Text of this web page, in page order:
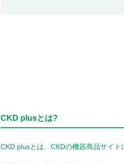
CKD plusとは?
CKD plusとは、CKDの機器商品サイ